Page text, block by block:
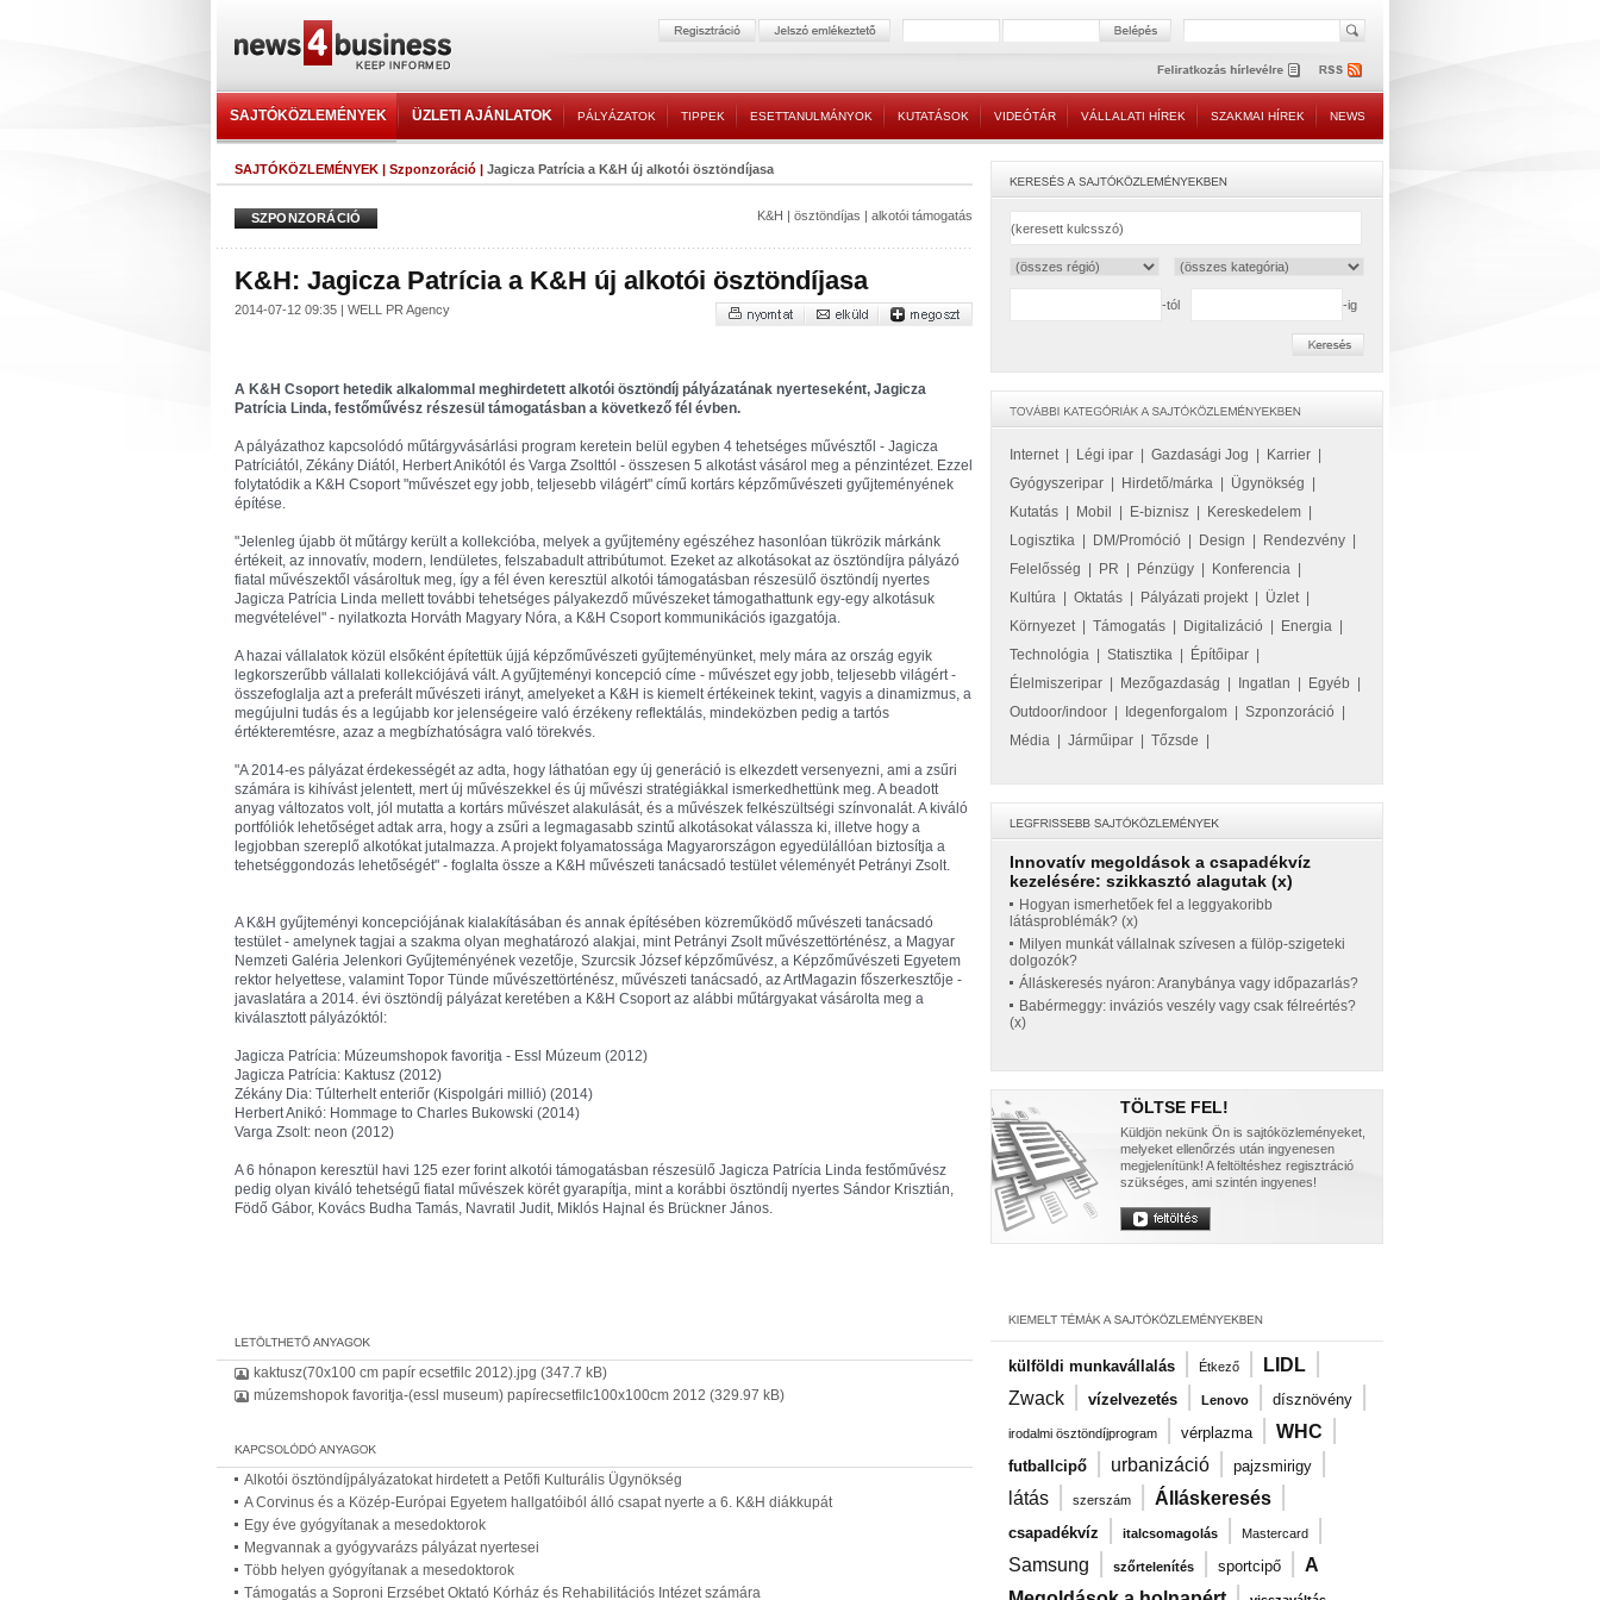
SAJTÓKÖZLEMÉNYEK ÜZLETI AJÁNLATOK PÁLYÁZATOK TIPPEK ESETTANULMÁNYOK KUTATÁSOK VIDEÓTÁR VÁLLALATI HÍREK SZAKMAI HÍREK NEWS
SAJTÓKÖZLEMÉNYEK | Szponzoráció | Jagicza Patrícia a K&H új alkotói ösztöndíjasa
SZPONZORÁCIÓ K&H | ösztöndíjas | alkotói támogatás
K&H: Jagicza Patrícia a K&H új alkotói ösztöndíjasa
2014-07-12 09:35 | WELL PR Agency
A K&H Csoport hetedik alkalommal meghirdetett alkotói ösztöndíj pályázatának nyerteseként, Jagicza
Patrícia Linda, festőművész részesül támogatásban a következő fél évben.
A pályázathoz kapcsolódó műtárgyvásárlási program keretein belül egyben 4 tehetséges művésztől - Jagicza
Patríciától, Zékány Diától, Herbert Anikótól és Varga Zsolttól - összesen 5 alkotást vásárol meg a pénzintézet. Ezzel
folytatódik a K&H Csoport "művészet egy jobb, teljesebb világért" című kortárs képzőművészeti gyűjteményének
építése.
"Jelenleg újabb öt műtárgy került a kollekcióba, melyek a gyűjtemény egészéhez hasonlóan tükrözik márkánk
értékeit, az innovatív, modern, lendületes, felszabadult attribútumot. Ezeket az alkotásokat az ösztöndíjra pályázó
fiatal művészektől vásároltuk meg, így a fél éven keresztül alkotói támogatásban részesülő ösztöndíj nyertes
Jagicza Patrícia Linda mellett további tehetséges pályakezdő művészeket támogathattunk egy-egy alkotásuk
megvételével" - nyilatkozta Horváth Magyary Nóra, a K&H Csoport kommunikációs igazgatója.
A hazai vállalatok közül elsőként építettük újjá képzőművészeti gyűjteményünket, mely mára az ország egyik
legkorszerűbb vállalati kollekciójává vált. A gyűjteményi koncepció címe - művészet egy jobb, teljesebb világért -
összefoglalja azt a preferált művészeti irányt, amelyeket a K&H is kiemelt értékeinek tekint, vagyis a dinamizmus, a
megújulni tudás és a legújabb kor jelenségeire való érzékeny reflektálás, mindeközben pedig a tartós
értékteremtésre, azaz a megbízhatóságra való törekvés.
"A 2014-es pályázat érdekességét az adta, hogy láthatóan egy új generáció is elkezdett versenyezni, ami a zsűri
számára is kihívást jelentett, mert új művészekkel és új művészi stratégiákkal ismerkedhettünk meg. A beadott
anyag változatos volt, jól mutatta a kortárs művészet alakulását, és a művészek felkészültségi színvonalát. A kiváló
portfóliók lehetőséget adtak arra, hogy a zsűri a legmagasabb szintű alkotásokat válassza ki, illetve hogy a
legjobban szereplő alkotókat jutalmazza. A projekt folyamatossága Magyarországon egyedülállóan biztosítja a
tehetséggondozás lehetőségét" - foglalta össze a K&H művészeti tanácsadó testület véleményét Petrányi Zsolt.
A K&H gyűjteményi koncepciójának kialakításában és annak építésében közreműködő művészeti tanácsadó
testület - amelynek tagjai a szakma olyan meghatározó alakjai, mint Petrányi Zsolt művészettörténész, a Magyar
Nemzeti Galéria Jelenkori Gyűjteményének vezetője, Szurcsik József képzőművész, a Képzőművészeti Egyetem
rektor helyettese, valamint Topor Tünde művészettörténész, művészeti tanácsadó, az ArtMagazin főszerkesztője -
javaslatára a 2014. évi ösztöndíj pályázat keretében a K&H Csoport az alábbi műtárgyakat vásárolta meg a
kiválasztott pályázóktól:
Jagicza Patrícia: Múzeumshopok favoritja - Essl Múzeum (2012)
Jagicza Patrícia: Kaktusz (2012)
Zékány Dia: Túlterhelt enteriőr (Kispolgári millió) (2014)
Herbert Anikó: Hommage to Charles Bukowski (2014)
Varga Zsolt: neon (2012)
A 6 hónapon keresztül havi 125 ezer forint alkotói támogatásban részesülő Jagicza Patrícia Linda festőművész
pedig olyan kiváló tehetségű fiatal művészek körét gyarapítja, mint a korábbi ösztöndíj nyertes Sándor Krisztián,
Födő Gábor, Kovács Budha Tamás, Navratil Judit, Miklós Hajnal és Brückner János.
kaktusz(70x100 cm papír ecsetfilc 2012).jpg (347.7 kB)
múzemshopok favoritja-(essl museum) papírecsetfilc100x100cm 2012 (329.97 kB)
Alkotói ösztöndíjpályázatokat hirdetett a Petőfi Kulturális Ügynökség
A Corvinus és a Közép-Európai Egyetem hallgatóiból álló csapat nyerte a 6. K&H diákkupát
Egy éve gyógyítanak a mesedoktorok
Megvannak a gyógyvarázs pályázat nyertesei
Több helyen gyógyítanak a mesedoktorok
Támogatás a Soproni Erzsébet Oktató Kórház és Rehabilitációs Intézet számára
-tól -ig
Internet| Légi ipar Gazdasági Jog Karrier
Gyógyszeripar
Hirdető/márka Ügynökség
Kutatás
Mobil E-biznisz Kereskedelem
Logisztika
DM/Promóció Design Rendezvény
Felelősség
PR Pénzügy Konferencia
Kultúra
Oktatás Pályázati projekt| Üzlet|
Környezet| Támogatás Digitalizáció Energia
Technológia
Statisztika Építőipar
Élelmiszeripar
Mezőgazdaság Ingatlan Egyéb
Outdoor/indoor
Idegenforgalom Szponzoráció
Média
Járműipar Tőzsde
Innovatív megoldások a csapadékvíz
kezelésére: szikkasztó alagutak (x)
Hogyan ismerhetőek fel a leggyakoribb
látásproblémák? (x)
Milyen munkát vállalnak szívesen a fülöp-szigeteki
dolgozók?
Álláskeresés nyáron: Aranybánya vagy időpazarlás?
Babérmeggy: inváziós veszély vagy csak félreértés?
(x)
TÖLTSE FEL!
Küldjön nekünk Ön is sajtóközleményeket,
melyeket ellenőrzés után ingyenesen
megjelenítünk! A feltöltéshez regisztráció
szükséges, ami szintén ingyenes!
külföldi munkavállalás | Étkező | LIDL |
Zwack | vízelvezetés | Lenovo | dísznövény |
irodalmi ösztöndíjprogram | vérplazma | WHC |
futballcipő | urbanizáció | pajzsmirigy |
látás | szerszám | Álláskeresés |
csapadékvíz | italcsomagolás | Mastercard |
Samsung | szőrtelenítés | sportcipő | A